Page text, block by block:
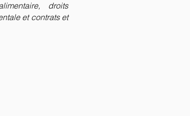
droits
et contrats et